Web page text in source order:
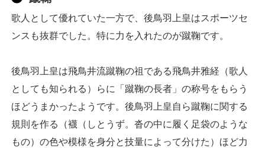
歌人として優れていた一方で、後鳥羽上皇はスポーツセ
ンスも抜群でした。特に力を入れたのが蹴鞠です。
後鳥羽上皇は飛鳥井流蹴鞠の祖である飛鳥井雅経（歌人
としても知られる）らに「蹴鞠の長者」の称号をもらう
ほどうまかったようです。後鳥羽上皇自ら蹴鞠に関する
規則を作る（襪（しとうず。沓の中に履く足袋のような
もの）の色や模様を身分と技量によって分けた）ほど力